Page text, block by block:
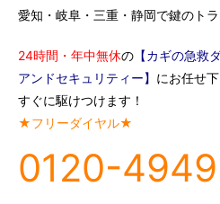
愛知・岐阜・三重・静岡で鍵のト
24時間・年中無休の 【カギの急救
アンドセキュリティー】 にお任せ下
すぐに駆けつけます！
★フリーダイヤル★
0120-